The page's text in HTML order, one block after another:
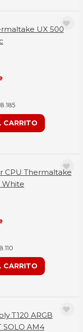
UX 500
CARRITO
CPU Thermaltake
White
CARRITO
T120 ARGB
SOLO AM4